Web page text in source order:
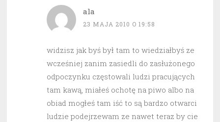
ala
23 MAJA 2010 O 19:58
widzisz jak byś był tam to wiedziałbyś ze
wcześniej zanim zasiedli do zasłużonego
odpoczynku częstowali ludzi pracujących
tam kawą, miałeś ochotę na piwo albo na
obiad mogłeś tam iść to są bardzo otwarci
ludzie podejrzewam ze nawet teraz by cie